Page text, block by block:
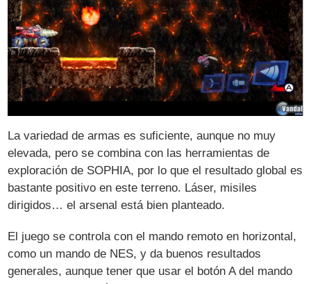
La variedad de armas es suficiente, aunque no muy
elevada, pero se combina con las herramientas de
exploración de SOPHIA, por lo que el resultado global es
bastante positivo en este terreno. Láser, misiles
dirigidos… el arsenal está bien planteado.
El juego se controla con el mando remoto en horizontal,
como un mando de NES, y da buenos resultados
generales, aunque tener que usar el botón A del mando